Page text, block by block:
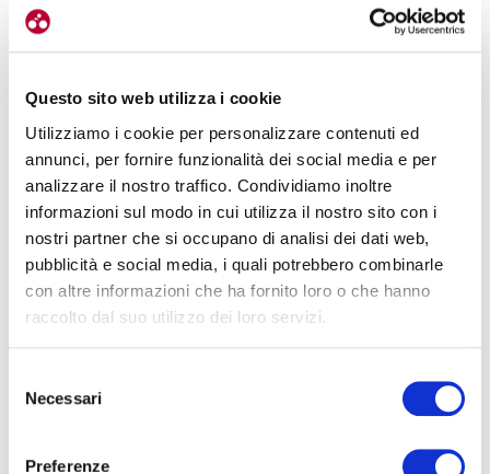
Questo sito web utilizza i cookie
Utilizziamo i cookie per personalizzare contenuti ed
annunci, per fornire funzionalità dei social media e per
analizzare il nostro traffico. Condividiamo inoltre
informazioni sul modo in cui utilizza il nostro sito con i
nostri partner che si occupano di analisi dei dati web,
pubblicità e social media, i quali potrebbero combinarle
con altre informazioni che ha fornito loro o che hanno
raccolto dal suo utilizzo dei loro servizi.
delNecessari
Preferenze
«In questi anni – prosegue Lucia Simonelli – il magazine si è
evoluto anche sotto il punto di vista editoriale. In questa edizione
abbiamo ospitato le recensioni diambassador, amanti del
territorio e atleti professionisti. Appassionati delle due ruote che
amano percorrere la Valtellina in bicicletta. Questo racconto in
prima persona delle salite più iconiche fa sì che il lettore si possa
immedesimare nelle esperienzeprima di viverle in prima persona
Ivan Gotti. Sono conoscitori e primi fruitori di questo territorio e
hanno quindi piacere di parlarne e raccontare le emozione che